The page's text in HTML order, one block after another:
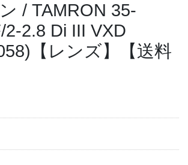
/ TAMRON 35-
2-2.8 Di III VXD
【レンズ】【送料